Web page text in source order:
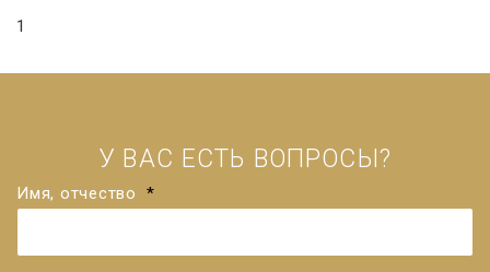
1
У ВАС ЕСТЬ ВОПРОСЫ?
Имя, отчество *